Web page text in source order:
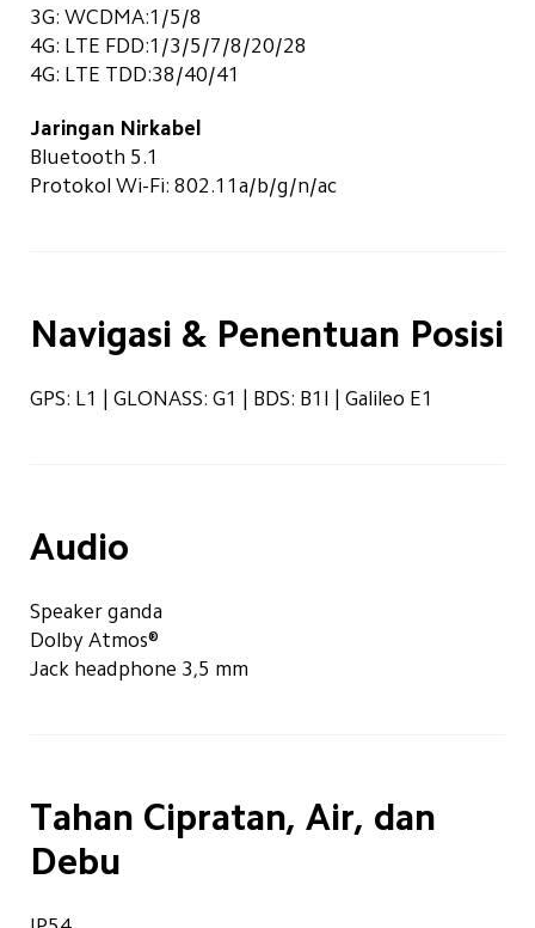
3G: WCDMA:1/5/8
4G: LTE FDD:1/3/5/7/8/20/28
4G: LTE TDD:38/40/41
Jaringan Nirkabel
Bluetooth 5.1
Protokol Wi-Fi: 802.11a/b/g/n/ac
Navigasi & Penentuan Posisi
GPS: L1 | GLONASS: G1 | BDS: B1I | Galileo E1
Audio
Speaker ganda
Dolby Atmos®
Jack headphone 3,5 mm
Tahan Cipratan, Air, dan
Debu